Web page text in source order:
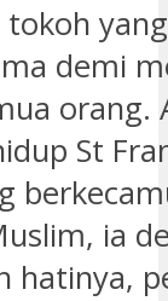
tokoh
demi
orang.
St
ia
hatinya,